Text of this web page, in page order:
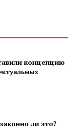
концепцию
ли это?